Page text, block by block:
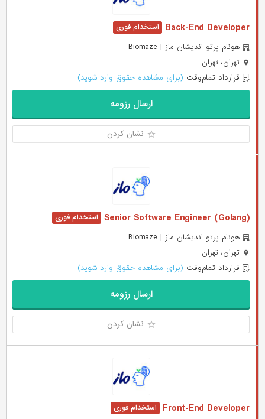
Back-End Developer
هونام پرتو اندیشان ماز | Biomaze
تهران، تهران
قرارداد تمام‌وقت (برای مشاهده حقوق وارد شوید)
ارسال رزومه
نشان کردن
Senior Software Engineer (Golang)
هونام پرتو اندیشان ماز | Biomaze
تهران، تهران
قرارداد تمام‌وقت (برای مشاهده حقوق وارد شوید)
ارسال رزومه
نشان کردن
Front-End Developer